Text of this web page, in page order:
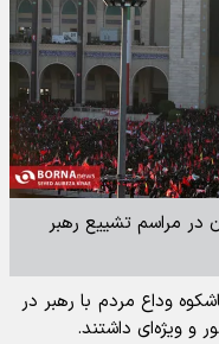
در مراسم تشییع رهبر
وداع مردم با رهبر در
و ویژه‌ای داشتند.